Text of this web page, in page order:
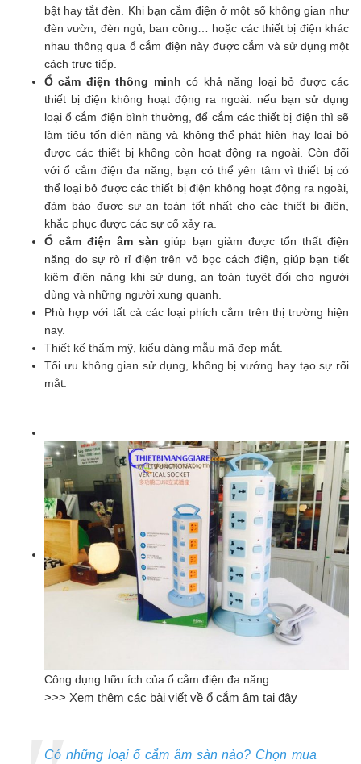
bật hay tắt đèn. Khi bạn cắm điện ở một số không gian như
đèn vườn, đèn ngủ, ban công… hoặc các thiết bị điện khác
nhau thông qua ổ cắm điện này được cắm và sử dụng một
cách trực tiếp.
Ổ cắm điện thông minh có khả năng loại bỏ được các
thiết bị điện không hoạt động ra ngoài: nếu bạn sử dụng
loại ổ cắm điện bình thường, để cắm các thiết bị điện thì sẽ
làm tiêu tốn điện năng và không thể phát hiện hay loại bỏ
được các thiết bị không còn hoạt động ra ngoài. Còn đối
với ổ cắm điện đa năng, bạn có thể yên tâm vì thiết bị có
thể loại bỏ được các thiết bị điện không hoạt động ra ngoài,
đảm bảo được sự an toàn tốt nhất cho các thiết bị điện,
khắc phục được các sự cố xảy ra.
Ổ cắm điện âm sàn giúp bạn giảm được tổn thất điện
năng do sự rò rỉ điện trên vỏ bọc cách điện, giúp bạn tiết
kiệm điện năng khi sử dụng, an toàn tuyệt đối cho người
dùng và những người xung quanh.
Phù hợp với tất cả các loại phích cắm trên thị trường hiện
nay.
Thiết kế thẩm mỹ, kiểu dáng mẫu mã đẹp mắt.
Tối ưu không gian sử dụng, không bị vướng hay tạo sự rối
mắt.
Công dụng hữu ích của ổ cắm điện đa năng
>>> Xem thêm các bài viết về ổ cắm âm tại đây
Có những loại ổ cắm âm sàn nào? Chọn mua